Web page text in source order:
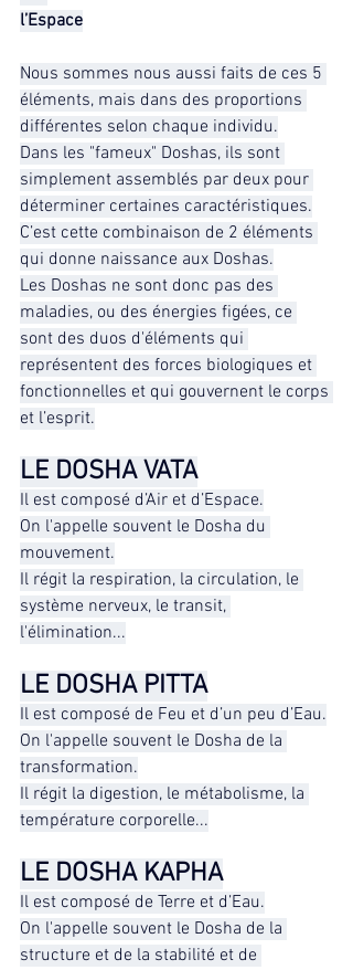
l’Espace
Nous sommes nous aussi faits de ces 5
éléments, mais dans des proportions
différentes selon chaque individu.
Dans les "fameux" Doshas, ils sont
simplement assemblés par deux pour
déterminer certaines caractéristiques.
C’est cette combinaison de 2 éléments
qui donne naissance aux Doshas.
Les Doshas ne sont donc pas des
maladies, ou des énergies figées, ce
sont des duos d'éléments qui
représentent des forces biologiques et
fonctionnelles et qui gouvernent le corps
et l’esprit.
LE DOSHA VATA
Il est composé d’Air et d’Espace.
On l'appelle souvent le Dosha du
mouvement.
Il régit la respiration, la circulation, le
système nerveux, le transit,
l'élimination...
LE DOSHA PITTA
Il est composé de Feu et d’un peu d’Eau.
On l'appelle souvent le Dosha de la
transformation.
Il régit la digestion, le métabolisme, la
température corporelle...
LE DOSHA KAPHA
Il est composé de Terre et d’Eau.
On l'appelle souvent le Dosha de la
structure et de la stabilité et de